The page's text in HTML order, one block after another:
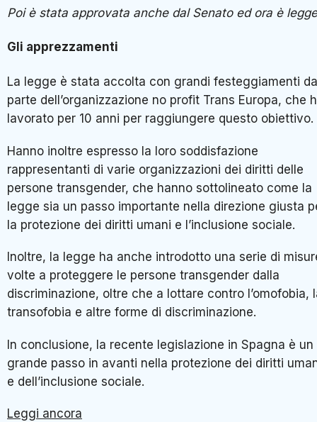
Poi è stata approvata anche dal Senato ed ora è legge
Gli apprezzamenti
La legge è stata accolta con grandi festeggiamenti da
parte dell’organizzazione no profit Trans Europa, che
lavorato per 10 anni per raggiungere questo obiettivo.
Hanno inoltre espresso la loro soddisfazione
rappresentanti di varie organizzazioni dei diritti delle
persone transgender, che hanno sottolineato come la
legge sia un passo importante nella direzione giusta
la protezione dei diritti umani e l’inclusione sociale.
Inoltre, la legge ha anche introdotto una serie di
volte a proteggere le persone transgender dalla
discriminazione, oltre che a lottare contro l’omofobia,
transofobia e altre forme di discriminazione.
In conclusione, la recente legislazione in Spagna è un
grande passo in avanti nella protezione dei diritti
e dell’inclusione sociale.
Leggi ancora